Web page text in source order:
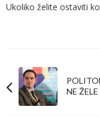
Ukoliko želite ostaviti
NE